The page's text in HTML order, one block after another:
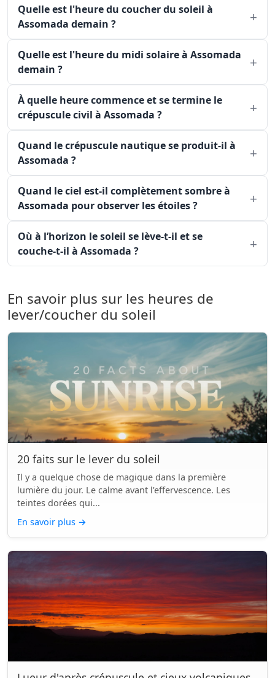
Quelle est l'heure du coucher du soleil à
Assomada demain ?
Quelle est l'heure du midi solaire à Assomada
demain ?
À quelle heure commence et se termine le
crépuscule civil à Assomada ?
Quand le crépuscule nautique se produit-il à
Assomada ?
Quand le ciel est-il complètement sombre à
Assomada pour observer les étoiles ?
Où à l’horizon le soleil se lève-t-il et se
couche-t-il à Assomada ?
En savoir plus sur les heures de
lever/coucher du soleil
20 faits sur le lever du soleil
Il y a quelque chose de magique dans la première
lumière du jour. Le calme avant l’effervescence. Les
teintes dorées qui...
En savoir plus →